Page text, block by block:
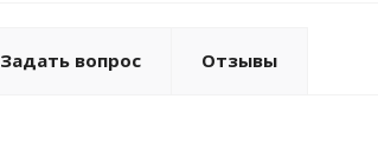
Задать вопрос Отзывы